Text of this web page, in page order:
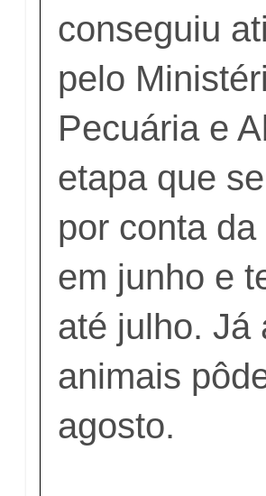
conseguiu
pelo
Pecuária e
etapa que
por conta
em junho e
até julho. Já
animais
agosto.